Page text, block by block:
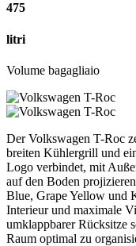
475
litri
Volume bagagliaio
Der Volkswagen T-Roc
breiten Kühlergrill und
Logo verbindet, mit
auf den Boden
Blue, Grape Yellow und
Interieur und maximale
umklappbarer Rücksitze
Raum optimal zu